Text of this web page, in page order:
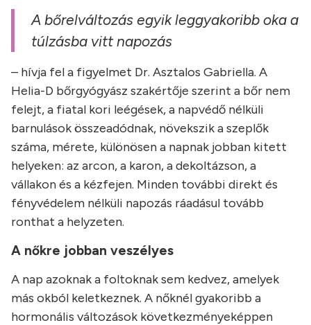
A bőrelváltozás egyik leggyakoribb oka a
túlzásba vitt napozás
– hívja fel a figyelmet Dr. Asztalos Gabriella. A
Helia-D bőrgyógyász szakértője szerint a bőr nem
felejt, a fiatal kori leégések, a napvédő nélküli
barnulások összeadódnak, növekszik a szeplők
száma, mérete, különösen a napnak jobban kitett
helyeken: az arcon, a karon, a dekoltázson, a
vállakon és a kézfejen. Minden további direkt és
fényvédelem nélküli napozás ráadásul tovább
ronthat a helyzeten.
A nőkre jobban veszélyes
A nap azoknak a foltoknak sem kedvez, amelyek
más okból keletkeznek. A nőknél gyakoribb a
hormonális változások következményeképpen